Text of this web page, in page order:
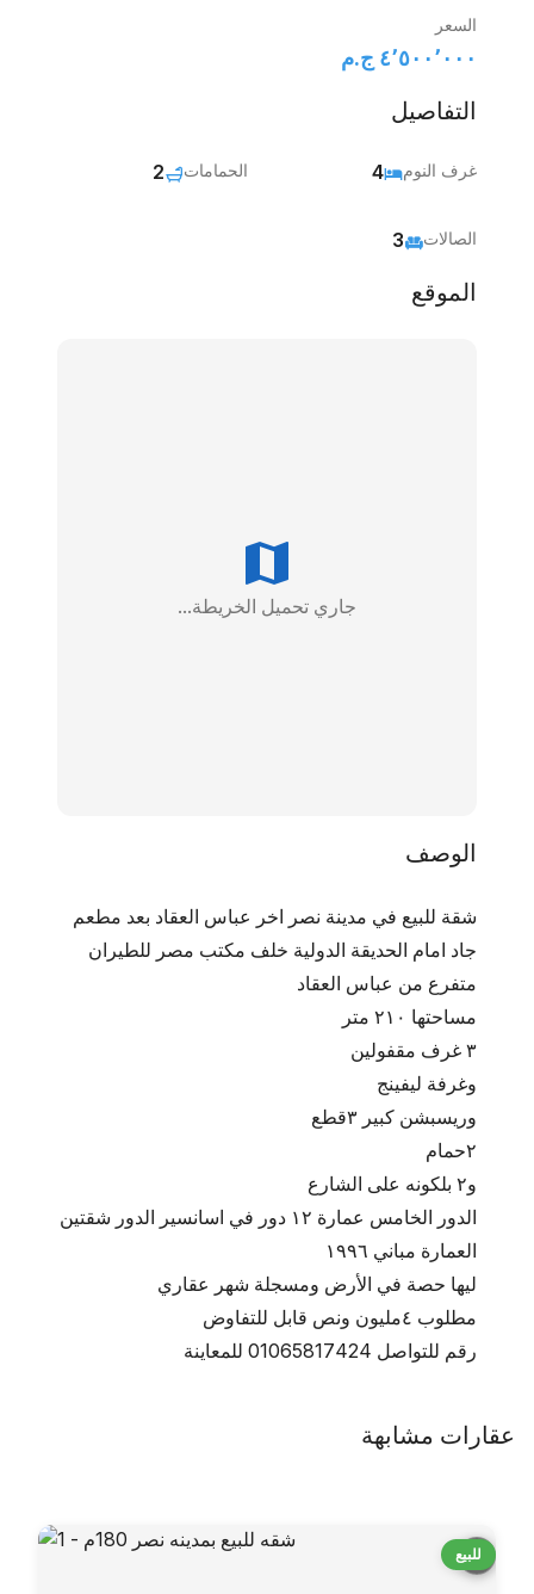
السعر
٤٬٥٠٠٬٠٠٠ ج.م‏
التفاصيل
غرف النوم 4 الحمامات 2
الصالات 3
الموقع
جاري تحميل الخريطة...
الوصف
متفرع من عباس العقاد
مساحتها ٢١٠ متر
٣ غرف مقفولين
وغرفة ليفينج
وريسبشن كبير ٣قطع
٢حمام
و٢ بلكونه على الشارع
الدور الخامس عمارة ١٢ دور في اسانسير الدور شقتين
العمارة مباني ١٩٩٦
ليها حصة في الأرض ومسجلة شهر عقاري
مطلوب ٤مليون ونص قابل للتفاوض
رقم للتواصل 01065817424 للمعاينة
عقارات مشابهة
للبيع